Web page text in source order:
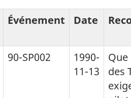
Événement Date
90-SP002
1990-
11-13
des